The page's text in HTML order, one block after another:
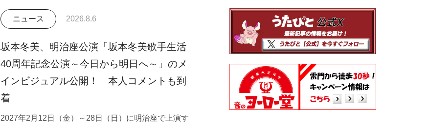
ニュース 2026.8.6
坂本冬美、明治座公演「坂本冬美歌手生活
40周年記念公演～今日から明日へ～」のメ
インビジュアル公開！ 本人コメントも到
着
2027年2月12日（金）～28日（日）に明治座で上演す